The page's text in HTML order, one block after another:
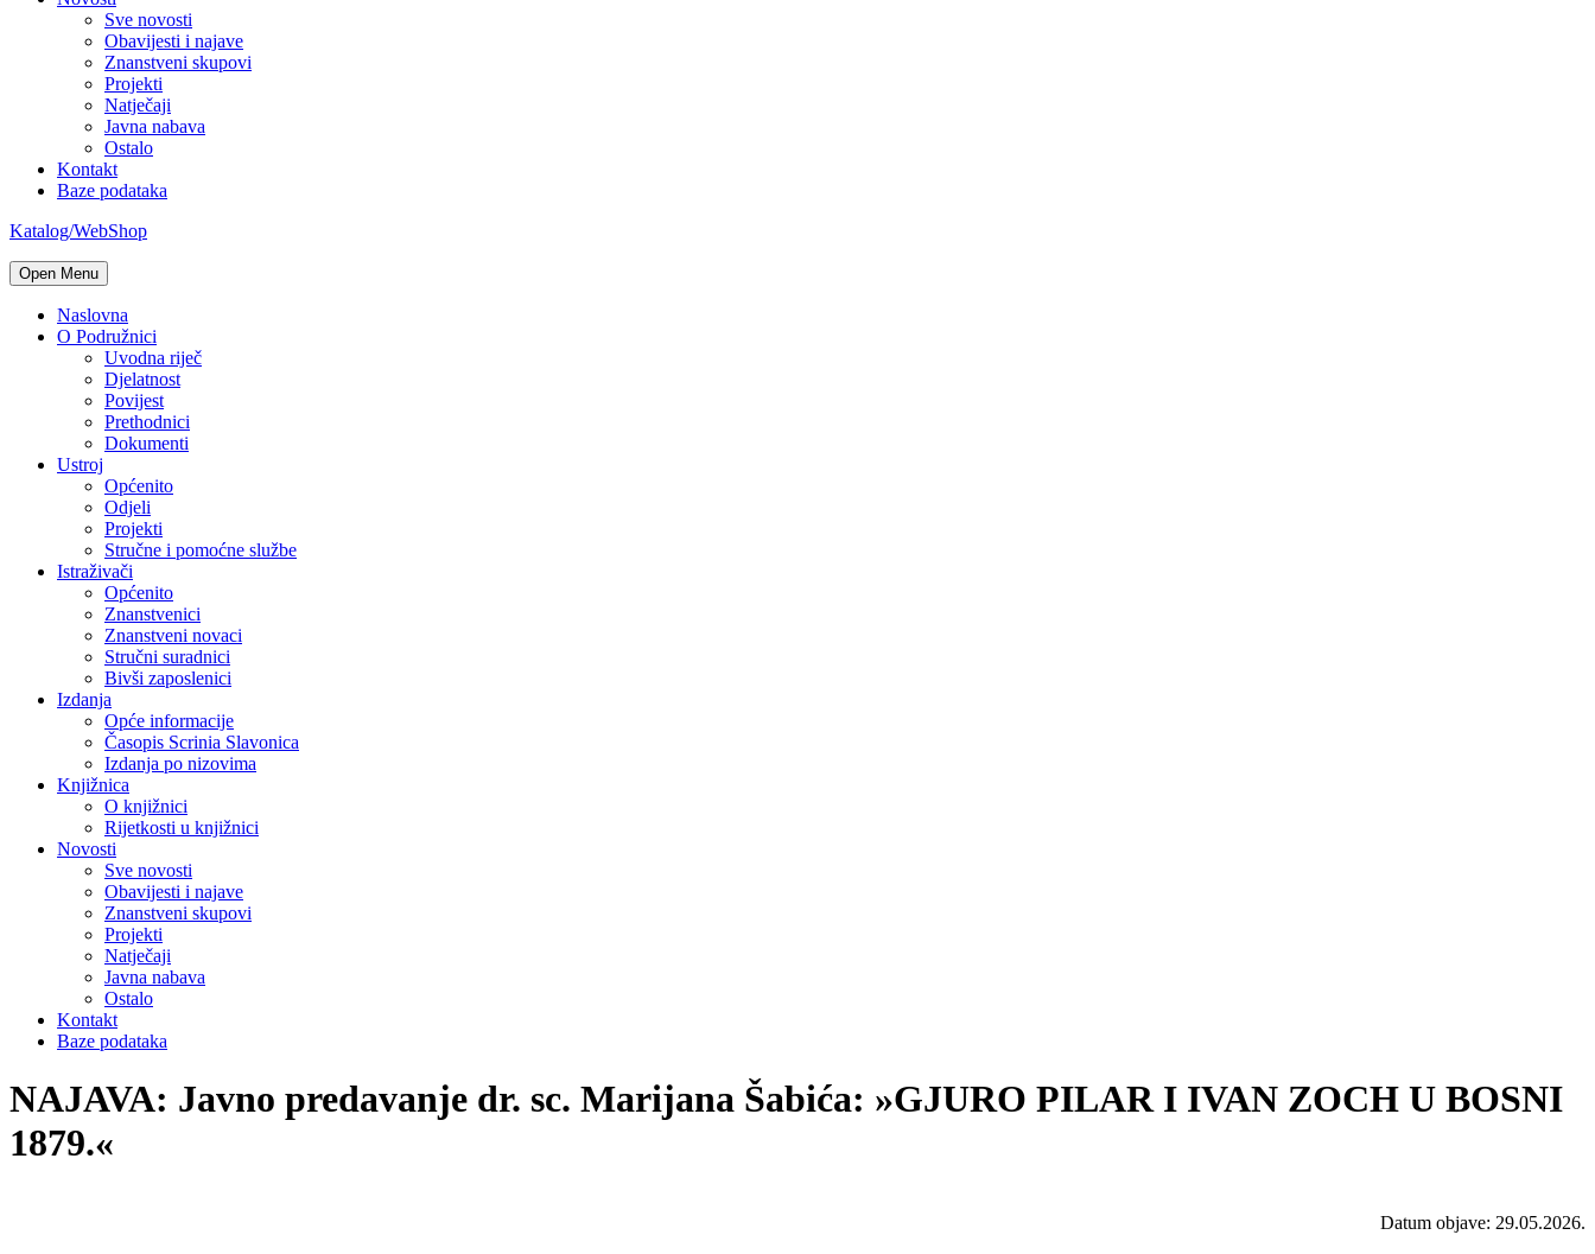
Sve novosti
Obavijesti i najave
Znanstveni skupovi
Projekti
Natječaji
Javna nabava
Ostalo
Kontakt
Baze podataka
Katalog/WebShop
Open Menu
Naslovna
O Podružnici
Uvodna riječ
Djelatnost
Povijest
Prethodnici
Dokumenti
Ustroj
Općenito
Odjeli
Projekti
Stručne i pomoćne službe
Istraživači
Općenito
Znanstvenici
Znanstveni novaci
Stručni suradnici
Bivši zaposlenici
Izdanja
Opće informacije
Časopis Scrinia Slavonica
Izdanja po nizovima
Knjižnica
O knjižnici
Rijetkosti u knjižnici
Novosti
Sve novosti
Obavijesti i najave
Znanstveni skupovi
Projekti
Natječaji
Javna nabava
Ostalo
Kontakt
Baze podataka
NAJAVA: Javno predavanje dr. sc. Marijana Šabića: »GJURO PILAR I IVAN ZOCH U BOSNI
1879.«
Datum objave: 29.05.2026.